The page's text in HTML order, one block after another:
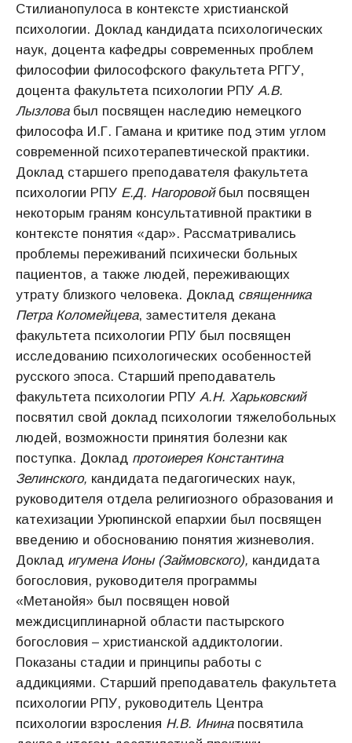
Стилианопулоса в контексте христианской
психологии. Доклад кандидата психологических
наук, доцента кафедры современных проблем
философии философского факультета РГГУ,
доцента факультета психологии РПУ А.В.
Лызлова был посвящен наследию немецкого
философа И.Г. Гамана и критике под этим углом
современной психотерапевтической практики.
Доклад старшего преподавателя факультета
психологии РПУ Е.Д. Нагоровой был посвящен
некоторым граням консультативной практики в
контексте понятия «дар». Рассматривались
проблемы переживаний психически больных
пациентов, а также людей, переживающих
утрату близкого человека. Доклад священника
Петра Коломейцева, заместителя декана
факультета психологии РПУ был посвящен
исследованию психологических особенностей
русского эпоса. Старший преподаватель
факультета психологии РПУ А.Н. Харьковский
посвятил свой доклад психологии тяжелобольных
людей, возможности принятия болезни как
поступка. Доклад протоиерея Константина
Зелинского, кандидата педагогических наук,
руководителя отдела религиозного образования и
катехизации Урюпинской епархии был посвящен
введению и обоснованию понятия жизневолия.
Доклад игумена Ионы (Займовского), кандидата
богословия, руководителя программы
«Метанойя» был посвящен новой
междисциплинарной области пастырского
богословия – христианской аддиктологии.
Показаны стадии и принципы работы с
аддикциями. Старший преподаватель факультета
психологии РПУ, руководитель Центра
психологии взросления Н.В. Инина посвятила